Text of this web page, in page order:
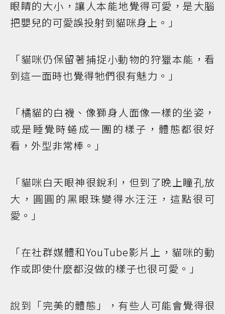
眼睛的大小，讓人本能地覺得可愛，是大腦
把嬰兒的可愛誤投射到貓咪身上。」
「貓咪仍保留著捕捉小動物的狩獵本能，看
到這一面時也覺得牠們很有魅力。」
「橘貓的白襪、像獅身人面像一樣的坐姿，
或是睡覺時蜷成一團的樣子，體態都很好
看，外型非常棒。」
「貓咪白天眼神很銳利，但到了晚上瞳孔放
大，圓圓的黑眼珠變得水汪汪，這點很可
愛。」
「在社群媒體和YouTube影片上，貓咪的動
作或即使什麼都沒做的樣子也很可愛。」
說到「完美的體態」，有些人可能會覺得很